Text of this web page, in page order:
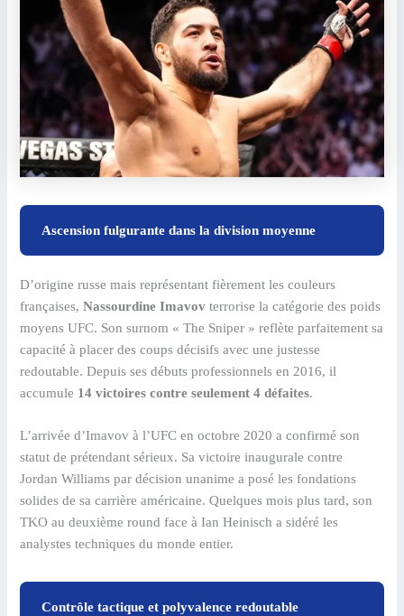
Ascension fulgurante dans la division moyenne
D’origine russe mais représentant fièrement les couleurs
françaises,Nassourdine Imavov terrorise la catégorie des poids
moyens UFC. Son surnom « The Sniper » reflète parfaitement sa
capacité à placer des coups décisifs avec une justesse
redoutable. Depuis ses débuts professionnels en 2016, il
accumule 14 victoires contre seulement 4 défaites.
L’arrivée d’Imavov à l’UFC en octobre 2020 a confirmé son
statut de prétendant sérieux. Sa victoire inaugurale contre
Jordan Williams par décision unanime a posé les fondations
solides de sa carrière américaine. Quelques mois plus tard, son
TKO au deuxième round face à Ian Heinisch a sidéré les
analystes techniques du monde entier.
Contrôle tactique et polyvalence redoutable